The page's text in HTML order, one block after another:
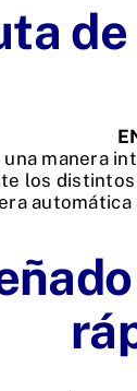
manera
los distintos